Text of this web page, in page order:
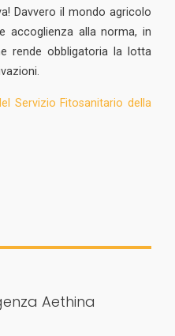
Davvero il mondo agricolo
accoglienza alla norma, in
rende obbligatoria la lotta
Servizio Fitosanitario della
Aethina